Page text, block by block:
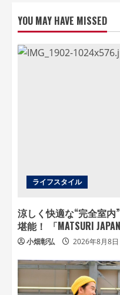
YOU MAY HAVE MISSED
ライフスタイル
涼しく快適な“完全室
堪能！ 「MATSURI
小畑彰弘 2026年8月8日